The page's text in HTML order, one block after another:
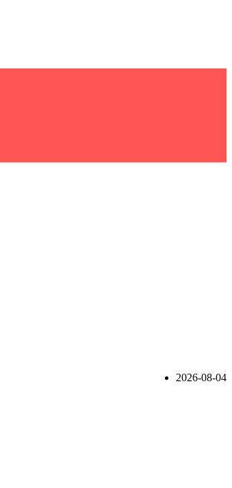
2026-08-04